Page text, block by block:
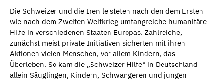
Die Schweizer und die Iren leisteten nach den dem Ersten
wie nach dem Zweiten Weltkrieg umfangreiche humanitäre
Hilfe in verschiedenen Staaten Europas. Zahlreiche,
zunächst meist private Initiativen sicherten mit ihren
Aktionen vielen Menschen, vor allem Kindern, das
Überleben. So kam die „Schweizer Hilfe“ in Deutschland
allein Säuglingen, Kindern, Schwangeren und jungen